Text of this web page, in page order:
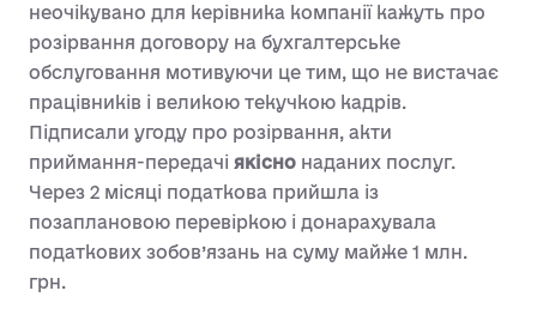
неочікувано для керівника компанії кажуть про
розірвання договору на бухгалтерське
обслуговання мотивуючи це тим, що не вистачає
працівників і великою текучкою кадрів.
Підписали угоду про розірвання, акти
приймання-передачі якісно наданих послуг.
Через 2 місяці податкова прийшла із
позаплановою перевіркою і донарахувала
податкових зобов’язань на суму майже 1 млн.
грн.